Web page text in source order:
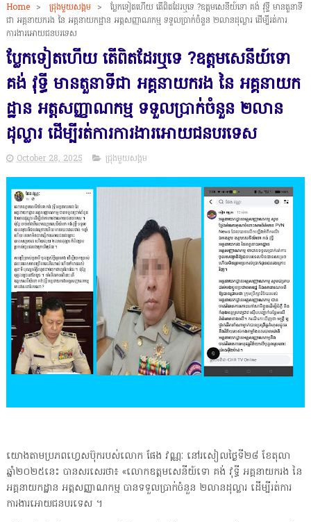
Home > ជ្រុងមួយសង្គម >
ប្លែកទៀតហើយ តើពិតដែរឬទេ ?ឧត្ដមសេនីយ៍ទោ គង់ វុទ្ធី មានតួនាទី
ជា អគ្គនាយករង នៃ អគ្គនាយកដ្ឋាន អត្តសញ្ញាណកម្ម ទទួលប្រាក់ចំនួន ២លានដុល្លារ ដេីម្បីរត់ការ
ការងារអោយជនបរទេស
ប្លែកទៀតហើយ តើពិតដែរឬទេ ?ឧត្ដមសេនីយ៍ទោ
គង់ វុទ្ធី មានតួនាទីជា អគ្គនាយករង នៃ អគ្គនាយក
ដ្ឋាន អត្តសញ្ញាណកម្ម ទទួលប្រាក់ចំនួន ២លាន
ដុល្លារ ដេីម្បីរត់ការការងារអោយជនបរទេស
October 28, 2025 ជ្រុងមួយសង្គម
យោងតាមប្រភពហ្វេសប៊ុករបស់លោក ផែង វណ្ណៈ នៅរសៀលថ្ងៃទី២៨ ខែតុលា
ឆ្នាំ២០២៥នេះ បានសរសេរថា៖ «លោកឧត្ដមសេនីយ៍ទោ គង់ វុទ្ធី អគ្គនាយករង នៃ
អគ្គនាយកដ្ឋាន អត្តសញ្ញាណកម្ម បានទទួលប្រាក់ចំនួន ២លានដុល្លារ ដេីម្បីរត់ការ
ការងារអោយជនបរទេស ។